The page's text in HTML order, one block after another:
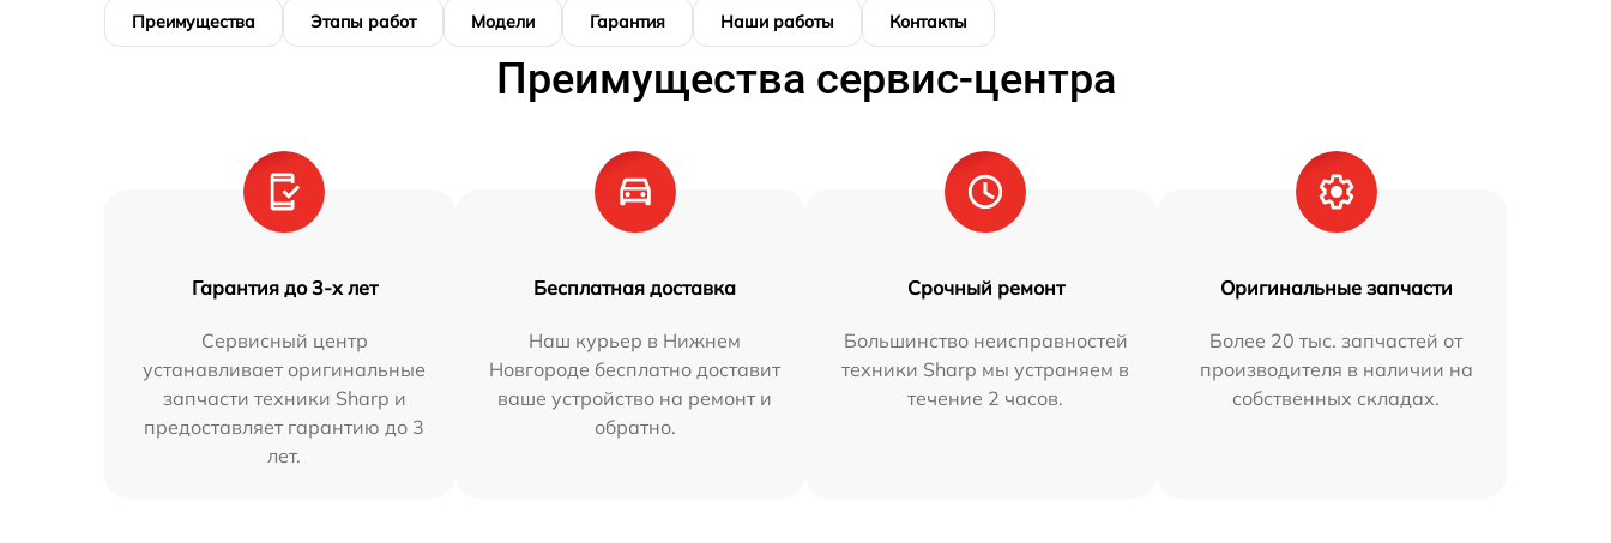
Преимущества Этапы работ Модели Гарантия Наши работы Контакты
Преимущества сервис-центра
Гарантия до 3-х лет
Сервисный центр
устанавливает оригинальные
запчасти техники Sharp и
предоставляет гарантию до 3
лет.
Бесплатная доставка
Наш курьер в Нижнем
Новгороде бесплатно доставит
ваше устройство на ремонт и
обратно.
Срочный ремонт
Большинство неисправностей
техники Sharp мы устраняем в
течение 2 часов.
Оригинальные запчасти
Более 20 тыс. запчастей от
производителя в наличии на
собственных складах.